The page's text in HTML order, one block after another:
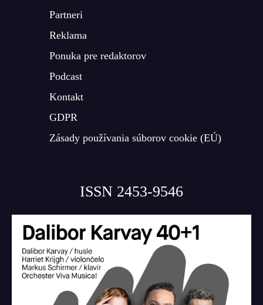
Partneri
Reklama
Ponuka pre redaktorov
Podcast
Kontakt
GDPR
Zásady používania súborov cookie (EÚ)
ISSN 2453-9546